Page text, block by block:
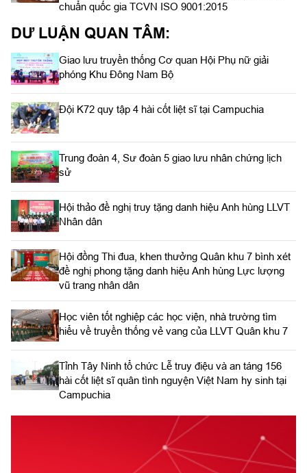
chuẩn quốc gia TCVN ISO 9001:2015
DƯ LUẬN QUAN TÂM:
Giao lưu truyền thống Cơ quan Hội Phụ nữ giải
phóng Khu Đông Nam Bộ
Đội K72 quy tập 4 hài cốt liệt sĩ tại Campuchia
Trung đoàn 4, Sư đoàn 5 giao lưu nhân chứng lịch
sử
Hội thảo đề nghị truy tặng danh hiệu Anh hùng LLVT
Nhân dân
Hội đồng Thi đua, khen thưởng Quân khu 7 bình xét
đề nghị phong tặng danh hiệu Anh hùng Lực lượng
vũ trang nhân dân
Học viên tốt nghiệp các học viện, nhà trường tìm
hiểu về truyền thống vẻ vang của LLVT Quân khu 7
​Tỉnh Tây Ninh tổ chức Lễ truy điệu và an táng 156
hài cốt liệt sĩ quân tình nguyện Việt Nam hy sinh tại
Campuchia